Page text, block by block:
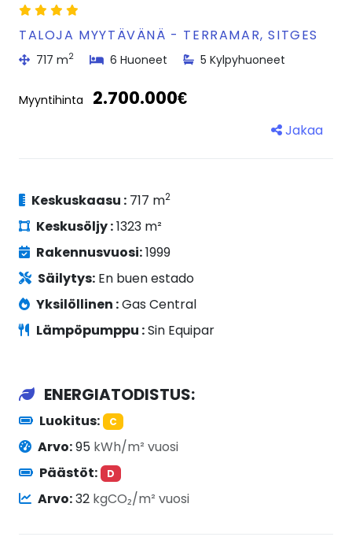
TALOJA MYYTÄVÄNÄ - TERRAMAR, SITGES
717 m2 6 Huoneet 5 Kylpyhuoneet
Myyntihinta 2.700.000€
Jakaa
Keskuskaasu : 717 m2
Keskusöljy :1323 m²
Rakennusvuosi:1999
Säilytys: En buen estado
Yksilöllinen :Gas Central
Lämpöpumppu :Sin Equipar
ENERGIATODISTUS:
Luokitus: C
Arvo:95 kWh/m² vuosi
Päästöt:
D
Arvo:32 kgCO₂/m² vuosi